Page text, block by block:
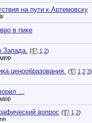
на пути к Артемовску
в пике
Запада. ( 1 2)
ценообразования. ( 1 2 3)
...
вопрос ( 1 2)